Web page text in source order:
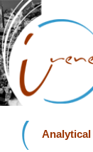
Analytical